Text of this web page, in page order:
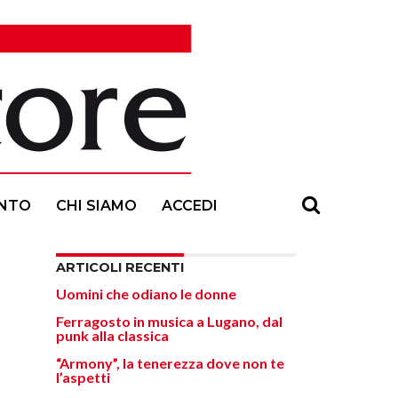
CHI SIAMO ACCEDI
ARTICOLI RECENTI
Uomini che odiano le donne
Ferragosto in musica a Lugano, dal
punk alla classica
“Armony”, la tenerezza dove non te
l’aspetti